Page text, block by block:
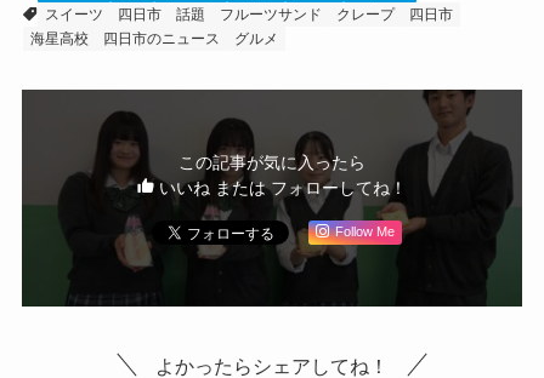
スイーツ
四日市 話題 フルーツサンド クレープ
四日市
海星高校
四日市のニュース グルメ
この記事が気に入ったら
いいね または フォローしてね！
Follow Me
よかったらシェアしてね！